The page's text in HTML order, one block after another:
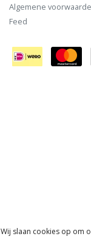
Algemene
Feed
Wij slaan cookies op om